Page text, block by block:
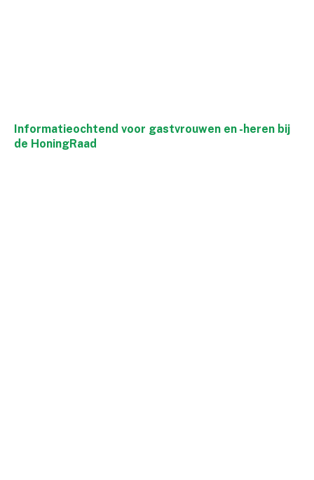
Informatieochtend voor gastvrouwen en -heren bij
de HoningRaad